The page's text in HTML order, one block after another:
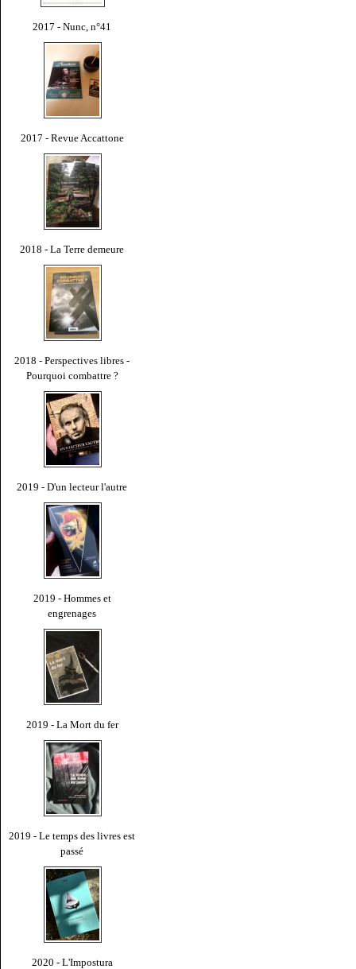
2017 - Nunc, n°41
2017 - Revue Accattone
2018 - La Terre demeure
2018 - Perspectives libres -
Pourquoi combattre ?
2019 - D'un lecteur l'autre
2019 - Hommes et
engrenages
2019 - La Mort du fer
2019 - Le temps des livres est
passé
2020 - L'Impostura